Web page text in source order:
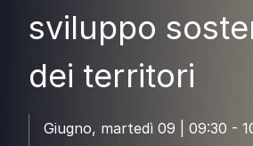
sviluppo
dei territori
Giugno, martedì 09 | 09:30 -